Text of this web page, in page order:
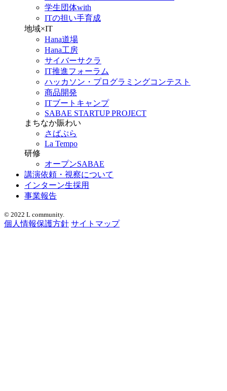
学生団体with
ITの担い手育成
地域×IT
Hana道場
Hana工房
サイバーサクラ
IT推進フォーラム
ハッカソン・プログラミングコンテスト
商品開発
ITブートキャンプ
SABAE STARTUP PROJECT
まちなか賑わい
さばぷら
La Tempo
研修
オープンSABAE
講演依頼・視察について
インターン生採用
事業報告
© 2022 L community.
個人情報保護方針 サイトマップ